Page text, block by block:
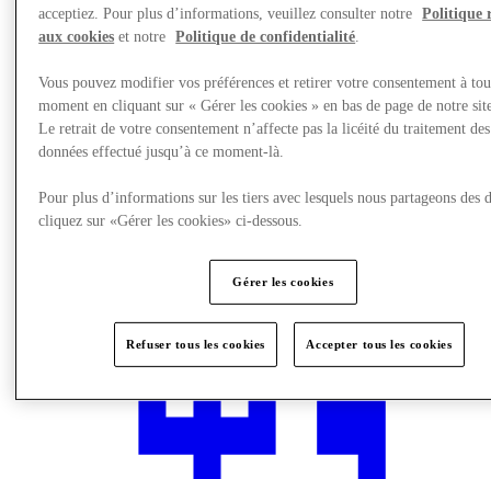
Actualités
acceptiez. Pour plus d’informations, veuillez consulter notre
Politique
aux cookies et notre Politique de confidentialité
Vous pouvez modifier vos préférences et retirer votre consentement à
moment en cliquant sur « Gérer les cookies » en bas de page de notre
Le retrait de votre consentement n’affecte pas la licéité du traitement des
données effectué jusqu’à ce moment-là.
Pour plus d’informations sur les tiers avec lesquels nous partageons des
cliquez sur «Gérer les cookies» ci-dessous.
Gérer les cookies
Refuser tous les cookies Accepter tous les cookies